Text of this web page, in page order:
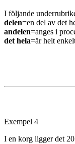
I följande
delen=en del av det
andelen=anges i
det hela=är helt
Exempel 4
I en korg ligger det